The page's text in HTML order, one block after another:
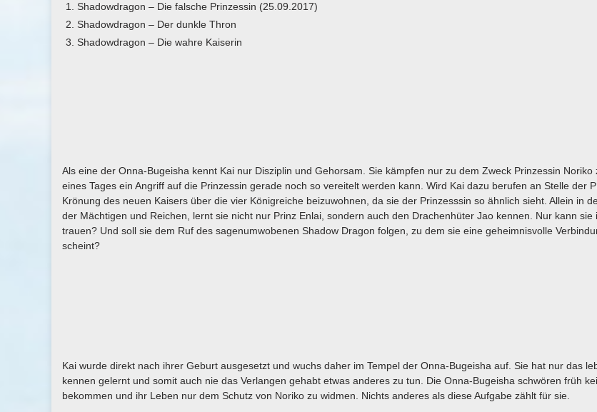
Shadowdragon – Die falsche Prinzessin (25.09.2017)
Shadowdragon – Der dunkle Thron
Shadowdragon – Die wahre Kaiserin
Als eine der Onna-Bugeisha kennt Kai nur Disziplin und Gehorsam. Sie kämpfen nur zu dem Zweck Prinzessin Noriko
eines Tages ein Angriff auf die Prinzessin gerade noch so vereitelt werden kann. Wird Kai dazu berufen an Stelle der
Krönung des neuen Kaisers über die vier Königreiche beizuwohnen, da sie der Prinzesssin so ähnlich sieht. Allein in
der Mächtigen und Reichen, lernt sie nicht nur Prinz Enlai, sondern auch den Drachenhüter Jao kennen. Nur kann sie
trauen? Und soll sie dem Ruf des sagenumwobenen Shadow Dragon folgen, zu dem sie eine geheimnisvolle
scheint?
Kai wurde direkt nach ihrer Geburt ausgesetzt und wuchs daher im Tempel der Onna-Bugeisha auf. Sie hat nur das
kennen gelernt und somit auch nie das Verlangen gehabt etwas anderes zu tun. Die Onna-Bugeisha schwören früh
bekommen und ihr Leben nur dem Schutz von Noriko zu widmen. Nichts anderes als diese Aufgabe zählt für sie.